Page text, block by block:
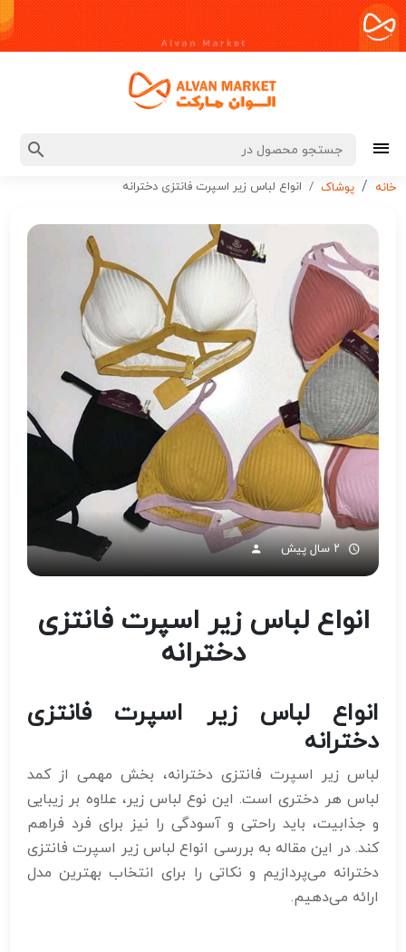
خانه پوشاک انواع لباس زیر اسپرت فانتزی دخترانه
۲ سال پیش
انواع لباس زیر اسپرت فانتزی
دخترانه
انواع لباس زیر اسپرت فانتزی
دخترانه
لباس زیر اسپرت فانتزی دخترانه، بخش مهمی از کمد
لباس هر دختری است. این نوع لباس زیر، علاوه بر زیبایی
و جذابیت، باید راحتی و آسودگی را نیز برای فرد فراهم
کند. در این مقاله به بررسی انواع لباس زیر اسپرت فانتزی
دخترانه می‌پردازیم و نکاتی را برای انتخاب بهترین مدل
ارائه می‌دهیم.